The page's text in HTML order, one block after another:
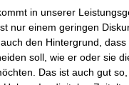
in unserer
nur einem geringen
den Hintergrund,
soll, wie er oder sie
Das ist auch gut